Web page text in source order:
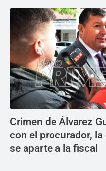
Crimen de Álvarez
con el procurador,
se aparte a la fiscal